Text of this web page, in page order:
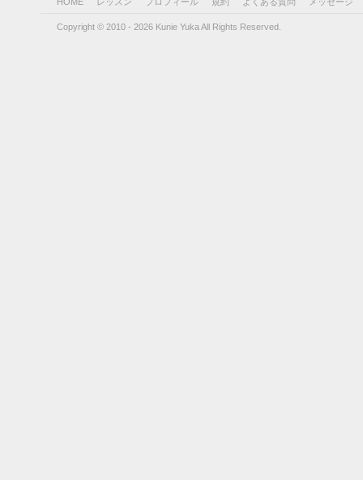
Copyright © 2010 - 2026 Kunie Yuka All Rights Reserved.